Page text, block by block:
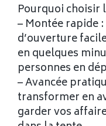
Pourquoi choisir
– Montée rapide
d’ouverture
en quelques
personnes en
– Avancée
transformer en
garder vos